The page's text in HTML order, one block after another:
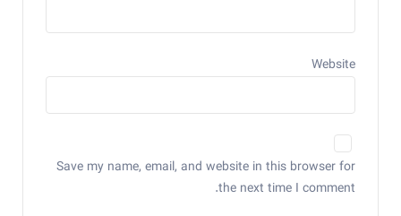
Website
Save my name, email, and website in this browser for
the next time I comment.